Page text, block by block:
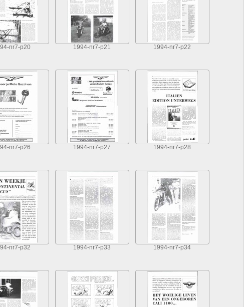
nr7-p20 1994-nr7-p21 1994-nr7-p22
nr7-p26 1994-nr7-p27 1994-nr7-p28
nr7-p32 1994-nr7-p33 1994-nr7-p34